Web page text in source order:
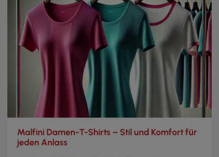
Malfini Damen-T-Shirts – Stil und Komfort für
jeden Anlass